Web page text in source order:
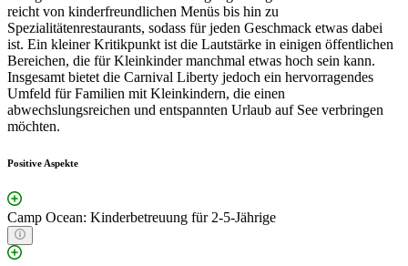
reicht von kinderfreundlichen Menüs bis hin zu
Spezialitätenrestaurants, sodass für jeden Geschmack etwas dabei
ist. Ein kleiner Kritikpunkt ist die Lautstärke in einigen öffentlichen
Bereichen, die für Kleinkinder manchmal etwas hoch sein kann.
Insgesamt bietet die Carnival Liberty jedoch ein hervorragendes
Umfeld für Familien mit Kleinkindern, die einen
abwechslungsreichen und entspannten Urlaub auf See verbringen
möchten.
Positive Aspekte
Camp Ocean: Kinderbetreuung für 2-5-Jährige